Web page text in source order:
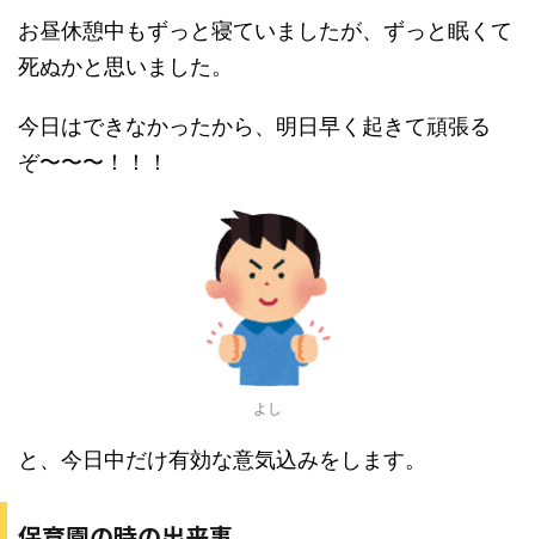
お昼休憩中もずっと寝ていましたが、ずっと眠くて
死ぬかと思いました。
今日はできなかったから、明日早く起きて頑張る
ぞ〜〜〜！！！
よし
と、今日中だけ有効な意気込みをします。